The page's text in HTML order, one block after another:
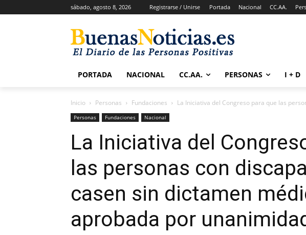
sábado, agosto 8, 2026 Registrarse / Unirse Portada Nacional CC.AA.
PORTADA NACIONAL CC.AA. PERSONAS I + D
Inicio Personas Fundaciones La Iniciativa del Congreso para que las
Personas Fundaciones Nacional
La Iniciativa del
las personas con
casen sin dictamen
aprobada por